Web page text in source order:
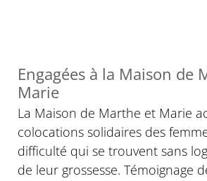
Engagées à la Maison de
Marie
La Maison de Marthe et Marie
colocations solidaires des
difficulté qui se trouvent sans
de leur grossesse. Témoignage